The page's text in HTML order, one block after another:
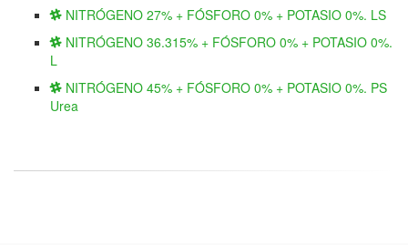
NITRÓGENO 27% + FÓSFORO 0% + POTASIO 0%. LS
NITRÓGENO 36.315% + FÓSFORO 0% + POTASIO 0%.
L
NITRÓGENO 45% + FÓSFORO 0% + POTASIO 0%. PS
Urea